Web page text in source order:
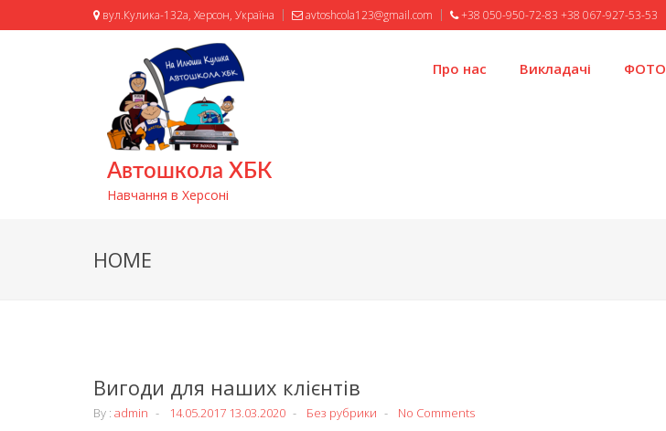
вул.Кулика-132а, Херсон, Україна avtoshcola123@gmail.com +38 050-950-72-83 +38 067-927-53-53
Автошкола ХБК
Навчання в Херсоні
Про нас Викладачі ФОТО
HOME
Вигоди для наших клієнтів
By : admin 14.05.2017 13.03.2020 Без рубрики No Comments